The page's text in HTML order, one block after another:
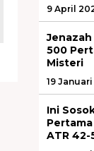
9 April
500
Misteri
19 Januari
Ini
ATR 42-